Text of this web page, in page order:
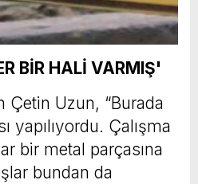
BİR HALİ VARMIŞ'
Çetin Uzun, “Burada
yapılıyordu. Çalışma
bir metal parçasına
bundan da